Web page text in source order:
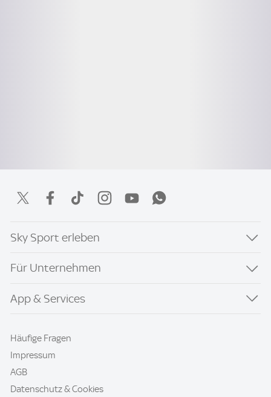
Sky Sport erleben
Für Unternehmen
App & Services
Häufige Fragen
Impressum
AGB
Datenschutz & Cookies